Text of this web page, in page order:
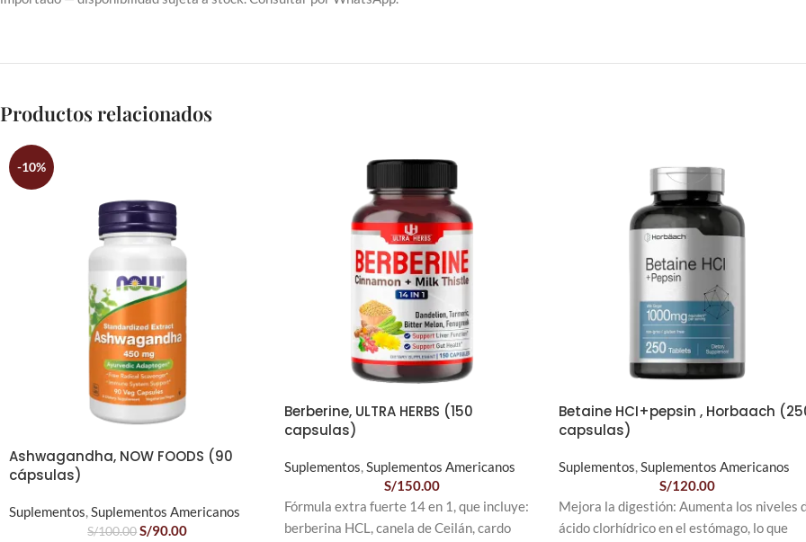
Productos relacionados
-10%
Ashwagandha, NOW FOODS (90
cápsulas)
Suplementos,Suplementos Americanos
S/100.00 S/90.00
Berberine, ULTRA HERBS (150
capsulas)
Suplementos,Suplementos Americanos
S/150.00
Fórmula extra fuerte 14 en 1, que incluye:
berberina HCL, canela de Ceilán, cardo
Betaine HCI+pepsin , Horbaach
capsulas)
Suplementos,Suplementos Americanos
S/120.00
Mejora la digestión: Aumenta los niveles
ácido clorhídrico en el estómago, lo que